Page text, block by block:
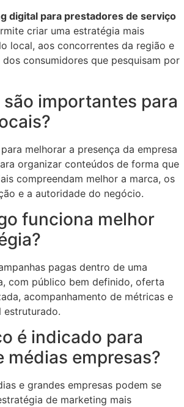
digital para prestadores de serviço
criar uma estratégia mais
local, aos concorrentes da região e
consumidores que pesquisam por
são importantes para
melhorar a presença da empresa
organizar conteúdos de forma que
compreendam melhor a marca, os
e a autoridade do negócio.
funciona melhor
pagas dentro de uma
com público bem definido, oferta
acompanhamento de métricas e
estruturado.
é indicado para
médias empresas?
e grandes empresas podem se
de marketing mais